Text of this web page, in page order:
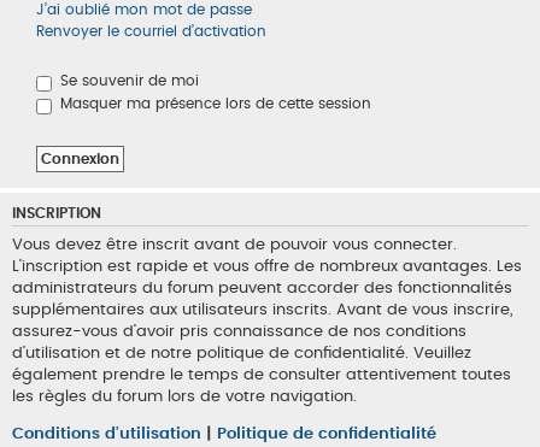
J’ai oublié mon mot de passe
Renvoyer le courriel d’activation
Se souvenir de moi
Masquer ma présence lors de cette session
INSCRIPTION
Vous devez être inscrit avant de pouvoir vous connecter.
L’inscription est rapide et vous offre de nombreux avantages. Les
administrateurs du forum peuvent accorder des fonctionnalités
supplémentaires aux utilisateurs inscrits. Avant de vous inscrire,
assurez-vous d’avoir pris connaissance de nos conditions
d’utilisation et de notre politique de confidentialité. Veuillez
également prendre le temps de consulter attentivement toutes
les règles du forum lors de votre navigation.
Conditions d’utilisation Politique de confidentialité